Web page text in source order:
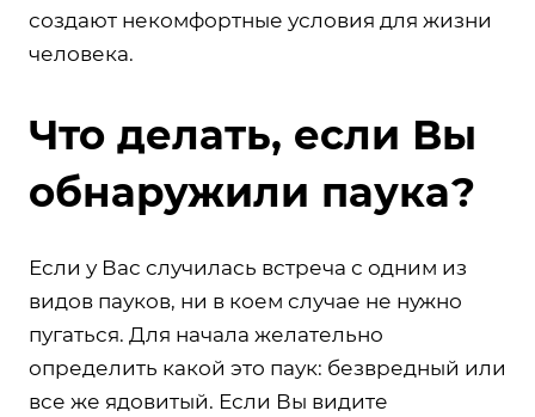
создают некомфортные условия для жизни
человека.
Что делать, если Вы
обнаружили паука?
Если у Вас случилась встреча с одним из
видов пауков, ни в коем случае не нужно
пугаться. Для начала желательно
определить какой это паук: безвредный или
все же ядовитый. Если Вы видите